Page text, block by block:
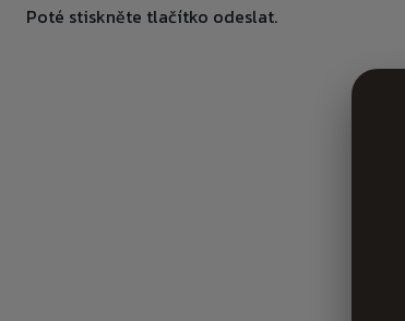
Poté stiskněte tlačítko odeslat.